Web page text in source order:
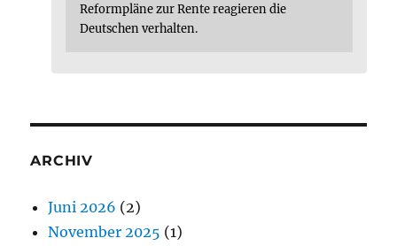
Reformpläne zur Rente reagieren die
Deutschen verhalten.
ARCHIV
Juni 2026 (2)
November 2025 (1)